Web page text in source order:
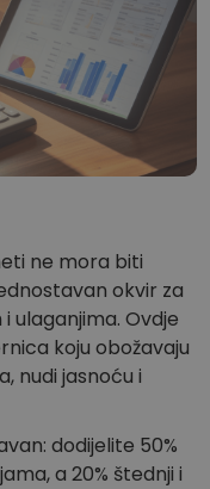
tokena
ne mora biti
okvir za
ulaganjima. Ovdje
koju obožavaju
nudi jasnoću i
dodijelite 50%
a 20% štednji i